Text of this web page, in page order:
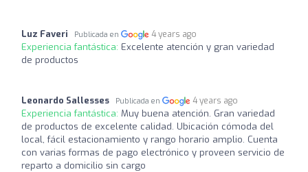
Luz Faveri Publicada en 4 years ago
Experiencia fantástica: Excelente atención y gran variedad
de productos
Leonardo Sallesses Publicada en 4 years ago
Experiencia fantástica: Muy buena atención. Gran variedad
de productos de excelente calidad. Ubicación cómoda del
local, fácil estacionamiento y rango horario amplio. Cuenta
con varias formas de pago electrónico y proveen servicio de
reparto a domicilio sin cargo